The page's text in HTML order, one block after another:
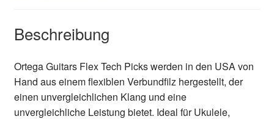
Beschreibung
Ortega Guitars Flex Tech Picks werden in den USA von
Hand aus einem flexiblen Verbundfilz hergestellt, der
einen unvergleichlichen Klang und eine
unvergleichliche Leistung bietet. Ideal für Ukulele,